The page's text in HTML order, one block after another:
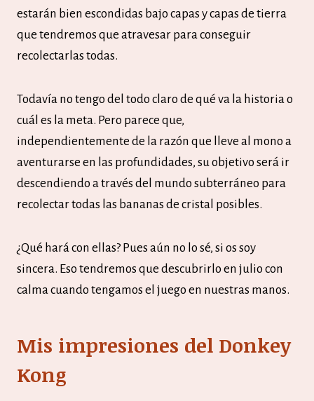
estarán bien escondidas bajo capas y capas de tierra
que tendremos que atravesar para conseguir
recolectarlas todas.
Todavía no tengo del todo claro de qué va la historia o
cuál es la meta. Pero parece que,
independientemente de la razón que lleve al mono a
aventurarse en las profundidades, su objetivo será ir
descendiendo a través del mundo subterráneo para
recolectar todas las bananas de cristal posibles.
¿Qué hará con ellas? Pues aún no lo sé, si os soy
sincera. Eso tendremos que descubrirlo en julio con
calma cuando tengamos el juego en nuestras manos.
Mis impresiones del Donkey
Kong